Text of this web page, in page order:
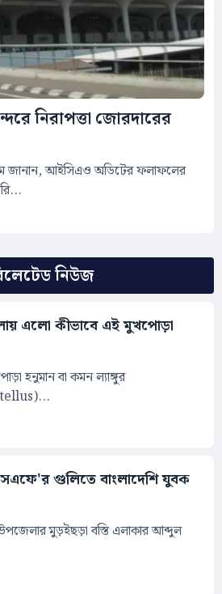
নিউজ
এলো কীভাবে এই মুখপোড়া
হনুমান বা কমন ল্যাঙ্গুর
গুলিতে বাংলাদেশি যুবক
মুড়ইছড়া বস্তি এলাকার আব্দুল
নিরাপত্তা জোরদারের
জানান, আইসিএও অডিটের ফলাফলের